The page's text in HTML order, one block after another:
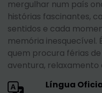
mergulhar num país
histórias fascinantes,
sentidos e cada
memória inesquecível.
quem procura férias
aventura, relaxamento
Língua